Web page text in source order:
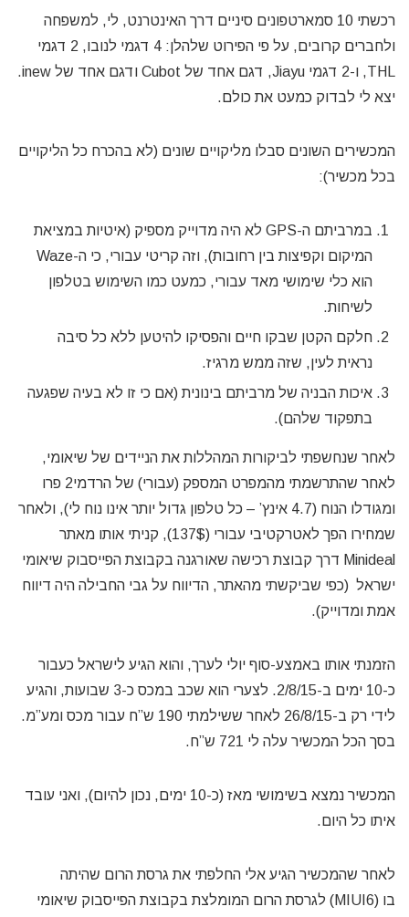
רכשתי 10 סמארטפונים סיניים דרך האינטרנט, לי, למשפחה
ולחברים קרובים, על פי הפירוט שלהלן: 4 דגמי לנובו, 2 דגמי
THL, ו-2 דגמי Jiayu, דגם אחד של Cubot ודגם אחד של inew.
יצא לי לבדוק כמעט את כולם.
המכשירים השונים סבלו מליקויים שונים (לא בהכרח כל הליקויים
בכל מכשיר):
במרביתם ה-GPS לא היה מדוייק מספיק (איטיות במציאת
המיקום וקפיצות בין רחובות), וזה קריטי עבורי, כי ה-Waze
הוא כלי שימושי מאד עבורי, כמעט כמו השימוש בטלפון
לשיחות.
חלקם הקטן שבקו חיים והפסיקו להיטען ללא כל סיבה
נראית לעין, שזה ממש מרגיז.
איכות הבניה של מרביתם בינונית (אם כי זו לא בעיה שפגעה
בתפקוד שלהם).
לאחר שנחשפתי לביקורות המהללות את הניידים של שיאומי,
לאחר שהתרשמתי מהמפרט המספק (עבורי) של הרדמי2 פרו
ומגודלו הנוח (4.7 אינץ’ – כל טלפון גדול יותר אינו נוח לי), ולאחר
שמחירו הפך לאטרקטיבי עבורי (137$), קניתי אותו מאתר
Minideal דרך קבוצת רכישה שאורגנה בקבוצת הפייסבוק שיאומי
ישראל (כפי שביקשתי מהאתר, הדיווח על גבי החבילה היה דיווח
אמת ומדוייק).
הזמנתי אותו באמצע-סוף יולי לערך, והוא הגיע לישראל כעבור
כ-10 ימים ב-2/8/15. לצערי הוא שכב במכס כ-3 שבועות, והגיע
לידי רק ב-26/8/15 לאחר ששילמתי 190 ש”ח עבור מכס ומע”מ.
בסך הכל המכשיר עלה לי 721 ש”ח.
המכשיר נמצא בשימושי מאז (כ-10 ימים, נכון להיום), ואני עובד
איתו כל היום.
לאחר שהמכשיר הגיע אלי החלפתי את גרסת הרום שהיתה
בו (MIUI6) לגרסת הרום המומלצת בקבוצת הפייסבוק שיאומי